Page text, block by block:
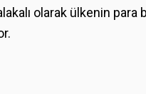
olarak ülkenin